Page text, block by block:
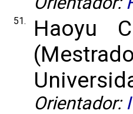
51. Haoyu
Orientador: